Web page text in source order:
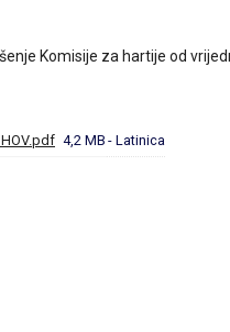
Komisije za hartije od
4,2 MB - Latinica